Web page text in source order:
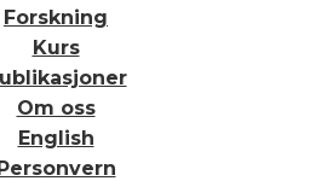
Forskning
Kurs
Om oss
English